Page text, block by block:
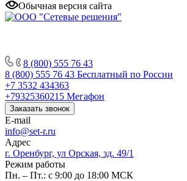
Обычная версия сайта
8 (800) 555 76 43
8 (800) 555 76 43 Бесплатный по России
+7 3532 434363
+79325360215 Мегафон
Заказать звонок
E-mail
info@set-r.ru
Адрес
г. Оренбург, ул Орская, зд. 49/1
Режим работы
Пн. – Пт.: с 9:00 до 18:00 МСК